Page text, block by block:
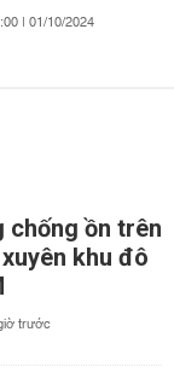
| 01/10/2024
chống ồn trên
khu đô
trước